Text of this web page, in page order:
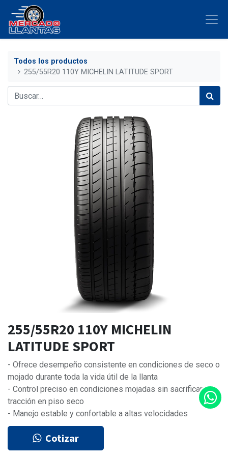
Todos los productos
255/55R20 110Y MICHELIN LATITUDE SPORT
255/55R20 110Y MICHELIN
LATITUDE SPORT
- Ofrece desempeño consistente en condiciones de seco o
mojado durante toda la vida útil de la llanta
- Control preciso en condiciones mojadas sin sacrificar
tracción en piso seco
- Manejo estable y confortable a altas velocidades
Cotizar